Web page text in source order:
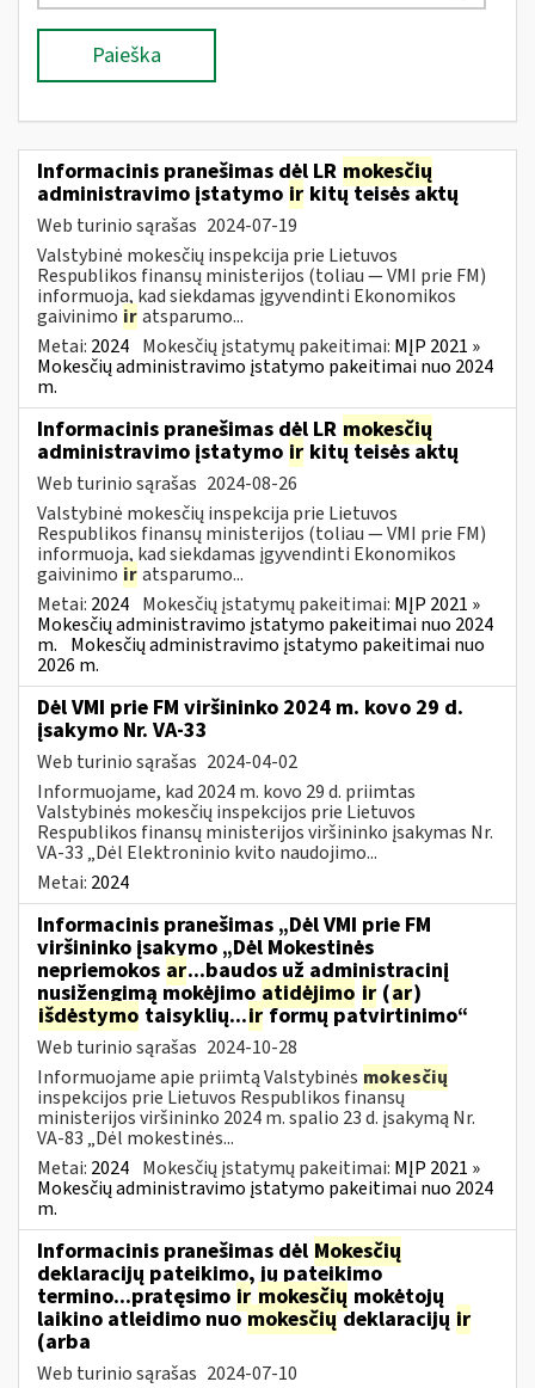
Paieška
Informacinis pranešimas dėl LR mokesčių
administravimo įstatymo ir kitų teisės aktų
Web turinio sąrašas 2024-07-19
Valstybinė mokesčių inspekcija prie Lietuvos
Respublikos finansų ministerijos (toliau — VMI prie FM)
informuoja, kad siekdamas įgyvendinti Ekonomikos
gaivinimo iratsparumo...
Metai: 2024 Mokesčių įstatymų pakeitimai: MĮP 2021 »
Mokesčių administravimo įstatymo pakeitimai nuo 2024
m.
Informacinis pranešimas dėl LR mokesčių
administravimo įstatymo ir kitų teisės aktų
Web turinio sąrašas 2024-08-26
Valstybinė mokesčių inspekcija prie Lietuvos
Respublikos finansų ministerijos (toliau — VMI prie FM)
informuoja, kad siekdamas įgyvendinti Ekonomikos
gaivinimo iratsparumo...
Metai: 2024 Mokesčių įstatymų pakeitimai: MĮP 2021 »
Mokesčių administravimo įstatymo pakeitimai nuo 2024
m. Mokesčių administravimo įstatymo pakeitimai nuo
2026 m.
Dėl VMI prie FM viršininko 2024 m. kovo 29 d.
įsakymo Nr. VA-33
Web turinio sąrašas 2024-04-02
Informuojame, kad 2024 m. kovo 29 d. priimtas
Valstybinės mokesčių inspekcijos prie Lietuvos
Respublikos finansų ministerijos viršininko įsakymas Nr.
VA-33 „Dėl Elektroninio kvito naudojimo...
Metai: 2024
Informacinis pranešimas „Dėl VMI prie FM
viršininko įsakymo „Dėl Mokestinės
nepriemokos ar...baudos už administracinį
nusižengimą mokėjimo atidėjimo ir (ar)
išdėstymo taisyklių...irformų patvirtinimo“
Web turinio sąrašas 2024-10-28
Informuojame apie priimtą Valstybinės mokesčių
inspekcijos prie Lietuvos Respublikos finansų
ministerijos viršininko 2024 m. spalio 23 d. įsakymą Nr.
VA-83 „Dėl mokestinės...
Metai: 2024 Mokesčių įstatymų pakeitimai: MĮP 2021 »
Mokesčių administravimo įstatymo pakeitimai nuo 2024
m.
Informacinis pranešimas dėl Mokesčių
deklaracijų pateikimo, jų pateikimo
termino...pratęsimo ir mokesčių mokėtojų
laikino atleidimo nuomokesčiųdeklaracijų ir
(arba
Web turinio sąrašas 2024-07-10